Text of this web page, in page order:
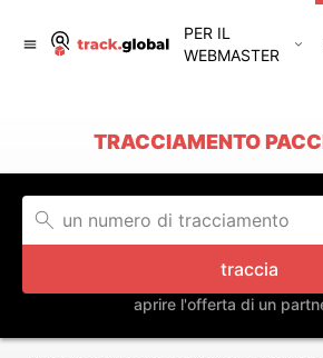
PER IL
WEBMASTER
TRACCIAMENTO
traccia
aprire l'offerta di un